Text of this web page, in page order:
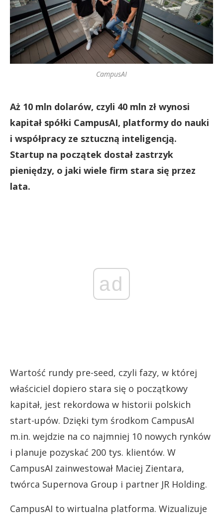
CampusAI
Aż 10 mln dolarów, czyli 40 mln zł wynosi
kapitał spółki CampusAI, platformy do nauki
i współpracy ze sztuczną inteligencją.
Startup na początek dostał zastrzyk
pieniędzy, o jaki wiele firm stara się przez
lata.
ad
Wartość rundy pre-seed, czyli fazy, w której
właściciel dopiero stara się o początkowy
kapitał, jest rekordowa w historii polskich
start-upów. Dzięki tym środkom CampusAI
m.in. wejdzie na co najmniej 10 nowych rynków
i planuje pozyskać 200 tys. klientów. W
CampusAI zainwestował Maciej Zientara,
twórca Supernova Group i partner JR Holding.
CampusAI to wirtualna platforma. Wizualizuje